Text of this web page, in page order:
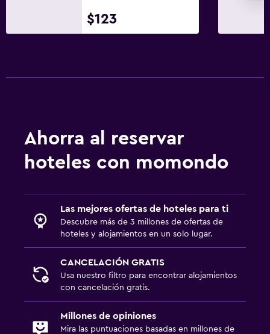
$123
Ahorra al reservar
hoteles con momondo
Las mejores ofertas de hoteles para ti
Descubre más de 3 millones de ofertas de
hoteles y alojamientos en un solo lugar.
CANCELACIÓN GRATIS
Usa nuestro filtro para encontrar alojamientos
con cancelación gratis.
Millones de opiniones
Mira las puntuaciones basadas en millones de